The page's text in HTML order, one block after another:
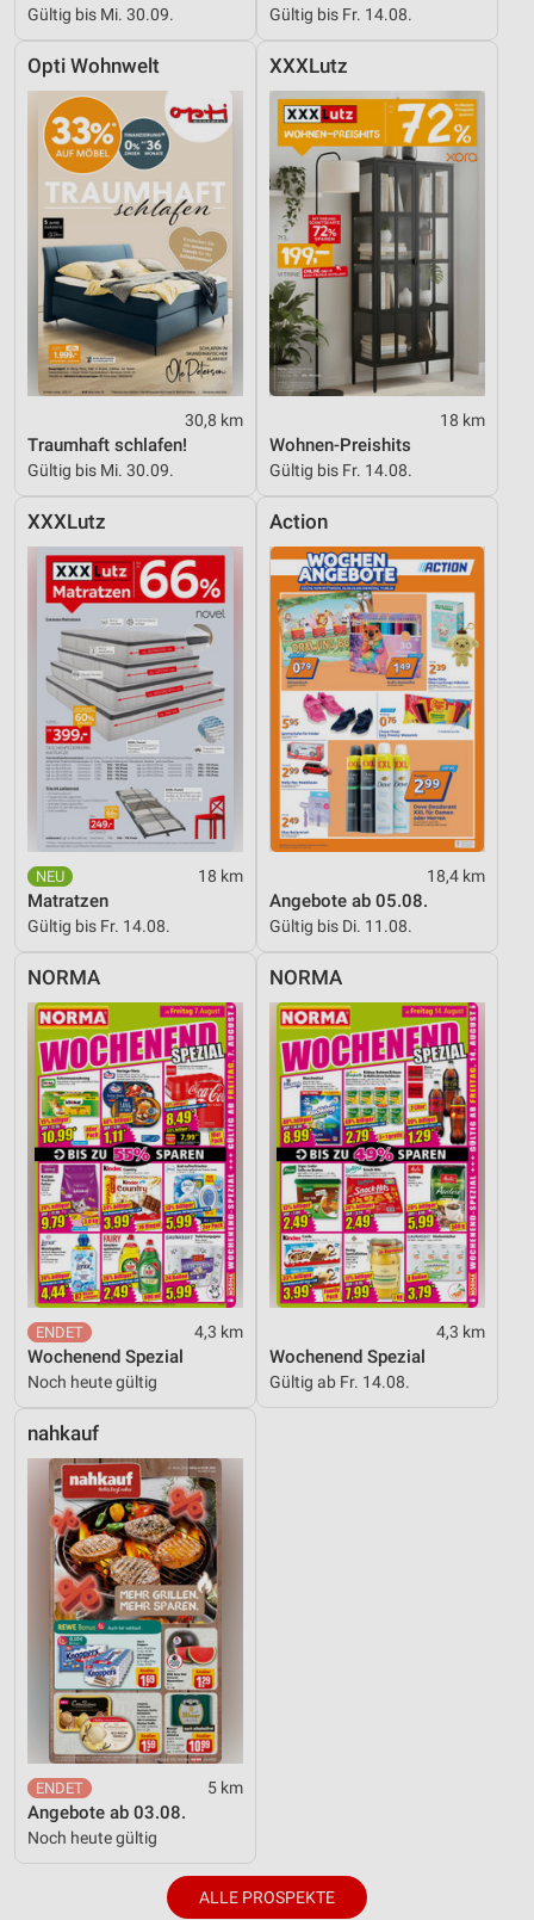
Gültig bis Mi. 30.09. Gültig bis Fr. 14.08.
Opti Wohnwelt
30,8 km
Traumhaft schlafen!
Gültig bis Mi. 30.09.
XXXLutz
18 km
Wohnen-Preishits
Gültig bis Fr. 14.08.
XXXLutz
18 km
Matratzen
Gültig bis Fr. 14.08.
Action
18,4 km
Angebote ab 05.08.
Gültig bis Di. 11.08.
NORMA
4,3 km
Wochenend Spezial
Noch heute gültig
NORMA
4,3 km
Wochenend Spezial
Gültig ab Fr. 14.08.
nahkauf
5 km
Angebote ab 03.08.
Noch heute gültig
ALLE PROSPEKTE